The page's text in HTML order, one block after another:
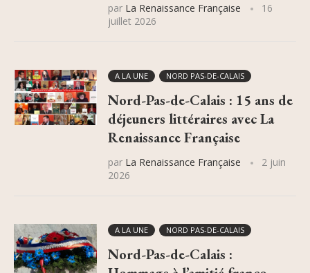
par La Renaissance Française
16
juillet 2026
A LA UNE NORD PAS-DE-CALAIS
Nord-Pas-de-Calais : 15 ans de
déjeuners littéraires avec La
Renaissance Française
par La Renaissance Française
2 juin
2026
A LA UNE NORD PAS-DE-CALAIS
Nord-Pas-de-Calais :